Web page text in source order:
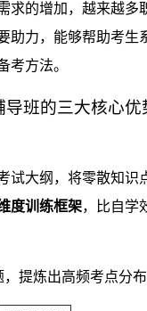
求的增加，越来越
助力，能够帮助考生
考方法。
班的三大核心优
试大纲，将零散知
度训练框架，比自学
提炼出高频考点分布